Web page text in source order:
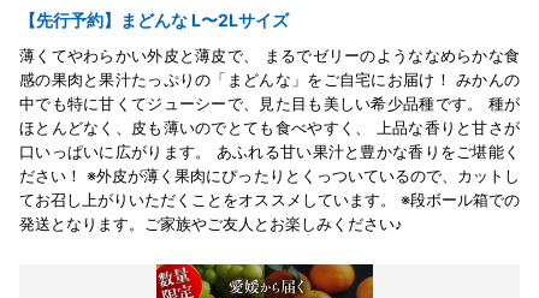
【先行予約】まどんな L〜2Lサイズ
薄くてやわらかい外皮と薄皮で、 まるでゼリーのようななめらかな食
感の果肉と果汁たっぷりの「まどんな」をご自宅にお届け！ みかんの
中でも特に甘くてジューシーで、見た目も美しい希少品種です。 種が
ほとんどなく、皮も薄いのでとても食べやすく、 上品な香りと甘さが
口いっぱいに広がります。 あふれる甘い果汁と豊かな香りをご堪能く
ださい！ ※外皮が薄く果肉にぴったりとくっついているので、カットし
てお召し上がりいただくことをオススメしています。 ※段ボール箱での
発送となります。ご家族やご友人とお楽しみください♪